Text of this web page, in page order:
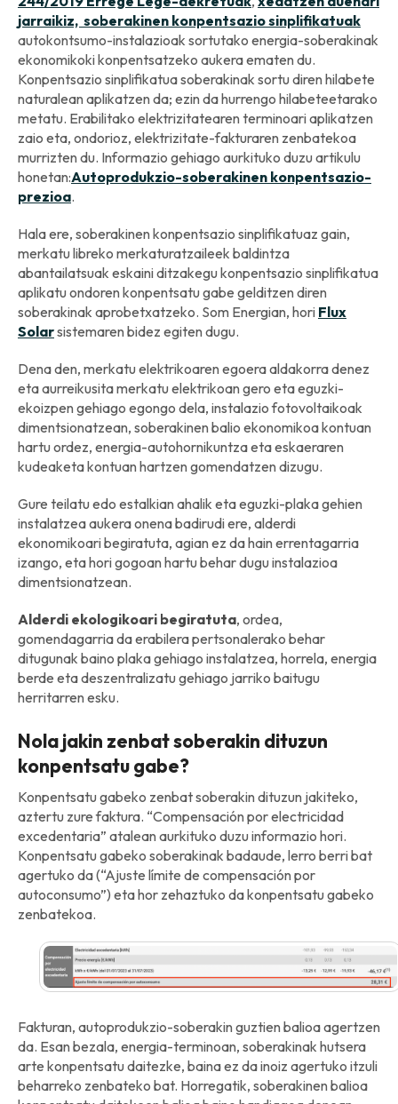
jarraikiz, soberakinen konpentsazio sinplifikatuak
autokontsumo-instalazioak sortutako energia-soberakinak
ekonomikoki konpentsatzeko aukera ematen du.
Konpentsazio sinplifikatua soberakinak sortu diren hilabete
naturalean aplikatzen da; ezin da hurrengo hilabeteetarako
metatu. Erabilitako elektrizitatearen terminoari aplikatzen
zaio eta, ondorioz, elektrizitate-fakturaren zenbatekoa
murrizten du. Informazio gehiago aurkituko duzu artikulu
honetan:Autoprodukzio-soberakinen konpentsazio-
prezioa.
Hala ere, soberakinen konpentsazio sinplifikatuaz gain,
merkatu libreko merkaturatzaileek baldintza
abantailatsuak eskaini ditzakegu konpentsazio sinplifikatua
aplikatu ondoren konpentsatu gabe gelditzen diren
soberakinak aprobetxatzeko. Som Energian, hori Flux
Solarsistemaren bidez egiten dugu.
Dena den, merkatu elektrikoaren egoera aldakorra denez
eta aurreikusita merkatu elektrikoan gero eta eguzki-
ekoizpen gehiago egongo dela, instalazio fotovoltaikoak
dimentsionatzean, soberakinen balio ekonomikoa kontuan
hartu ordez, energia-autohornikuntza eta eskaeraren
kudeaketa kontuan hartzen gomendatzen dizugu.
Gure teilatu edo estalkian ahalik eta eguzki-plaka gehien
instalatzea aukera onena badirudi ere, alderdi
ekonomikoari begiratuta, agian ez da hain errentagarria
izango, eta hori gogoan hartu behar dugu instalazioa
dimentsionatzean.
Alderdi ekologikoari begiratuta, ordea,
gomendagarria da erabilera pertsonalerako behar
ditugunak baino plaka gehiago instalatzea, horrela, energia
berde eta deszentralizatu gehiago jarriko baitugu
herritarren esku.
Nola jakin zenbat soberakin dituzun
konpentsatu gabe?
Konpentsatu gabeko zenbat soberakin dituzun jakiteko,
aztertu zure faktura. “Compensación por electricidad
excedentaria” atalean aurkituko duzu informazio hori.
Konpentsatu gabeko soberakinak badaude, lerro berri bat
agertuko da (“Ajuste límite de compensación por
autoconsumo”) eta hor zehaztuko da konpentsatu gabeko
zenbatekoa.
Fakturan, autoprodukzio-soberakin guztien balioa agertzen
da. Esan bezala, energia-terminoan, soberakinak hutsera
arte konpentsatu daitezke, baina ez da inoiz agertuko itzuli
beharreko zenbateko bat. Horregatik, soberakinen balioa